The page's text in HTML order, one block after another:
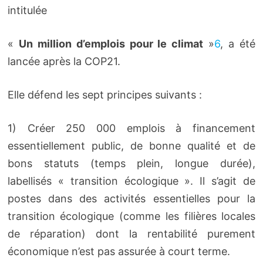
intitulée
« Un million d’emplois pour le climat »6, a été
lancée après la COP21.
Elle défend les sept principes suivants :
1) Créer 250 000 emplois à financement
essentiellement public, de bonne qualité et de
bons statuts (temps plein, longue durée),
labellisés « transition écologique ». Il s’agit de
postes dans des activités essentielles pour la
transition écologique (comme les filières locales
de réparation) dont la rentabilité purement
économique n’est pas assurée à court terme.